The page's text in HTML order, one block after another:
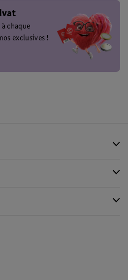
à chaque
exclusives !